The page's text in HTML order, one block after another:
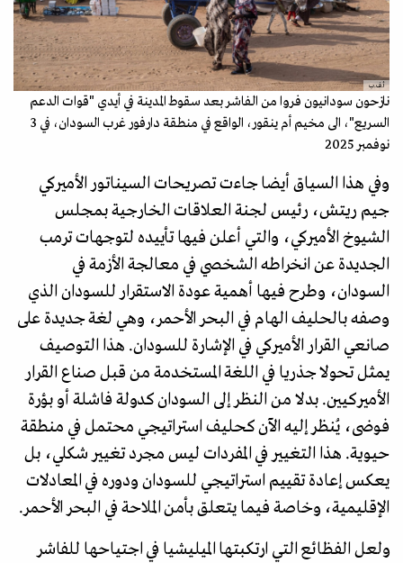
أ.ف.ب
نازحون سودانيون فروا من الفاشر بعد سقوط المدينة في أيدي "قوات الدعم
السريع"، الى مخيم أم ينقور، الواقع في منطقة دارفور غرب السودان، في 3
نوفمبر 2025
وفي هذا السياق أيضا جاءت تصريحات السيناتور الأميركي
جيم ريتش، رئيس لجنة العلاقات الخارجية بمجلس
الشيوخ الأميركي، والتي أعلن فيها تأييده لتوجهات ترمب
الجديدة عن انخراطه الشخصي في معالجة الأزمة في
السودان، وطرح فيها أهمية عودة الاستقرار للسودان الذي
وصفه بالحليف الهام في البحر الأحمر، وهي لغة جديدة على
صانعي القرار الأميركي في الإشارة للسودان. هذا التوصيف
يمثل تحولا جذريا في اللغة المستخدمة من قبل صناع القرار
الأميركيين. بدلا من النظر إلى السودان كدولة فاشلة أو بؤرة
فوضى، يُنظر إليه الآن كحليف استراتيجي محتمل في منطقة
حيوية. هذا التغيير في المفردات ليس مجرد تغيير شكلي، بل
يعكس إعادة تقييم استراتيجي للسودان ودوره في المعادلات
الإقليمية، وخاصة فيما يتعلق بأمن الملاحة في البحر الأحمر.
ولعل الفظائع التي ارتكبتها الميليشيا في اجتياحها للفاشر